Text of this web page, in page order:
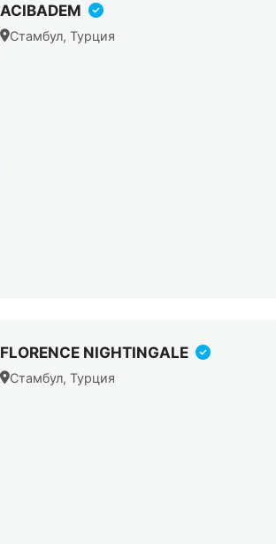
ACIBADEM
Стамбул, Турция
FLORENCE NIGHTINGALE
Стамбул, Турция